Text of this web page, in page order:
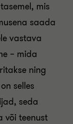
mis
saada
vastava
– mida
ning
selles
seda
või teenust